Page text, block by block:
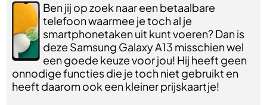
Ben jij op zoek naar een betaalbare
telefoon waarmee je toch al je
smartphonetaken uit kunt voeren? Dan is
deze Samsung Galaxy A13 misschien wel
een goede keuze voor jou! Hij heeft geen
onnodige functies die je toch niet gebruikt en
heeft daarom ook een kleiner prijskaartje!